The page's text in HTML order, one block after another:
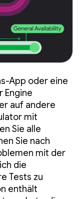
App oder eine
Engine
auf andere
mit
Sie alle
Sie nach
mit der
die
Tests zu
enthält